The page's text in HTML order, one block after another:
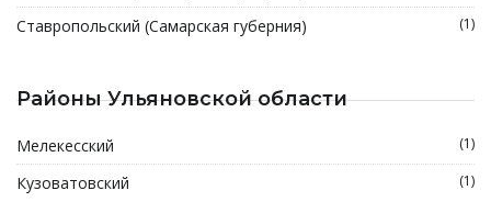
Ставропольский (Самарская губерния) (1)
Районы Ульяновской области
Мелекесский (1)
Кузоватовский (1)